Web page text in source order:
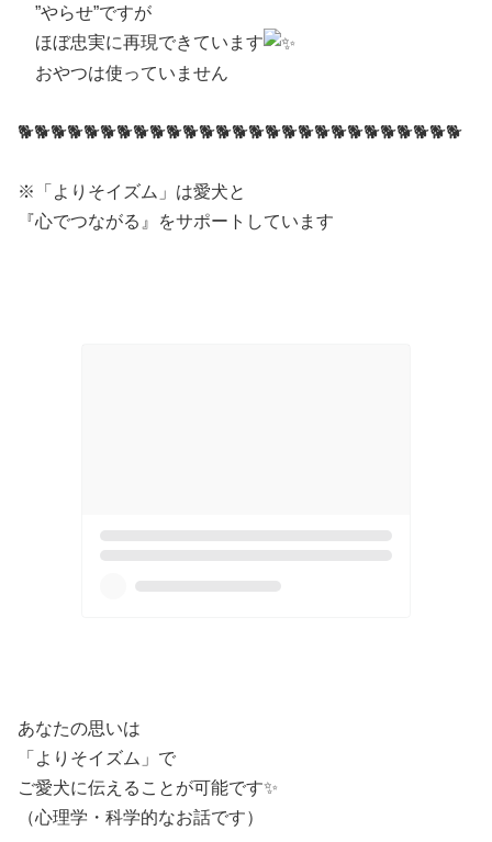
”やらせ”ですが
ほぼ忠実に再現できています
おやつは使っていません
🐕🐕🐕🐕🐕🐕🐕🐕🐕🐕🐕🐕🐕🐕🐕🐕🐕🐕🐕🐕🐕🐕🐕🐕🐕🐕🐕
※「よりそイズム」は愛犬と
『心でつながる』をサポートしています
あなたの思いは
「よりそイズム」で
ご愛犬に伝えることが可能です✨
（心理学・科学的なお話です）